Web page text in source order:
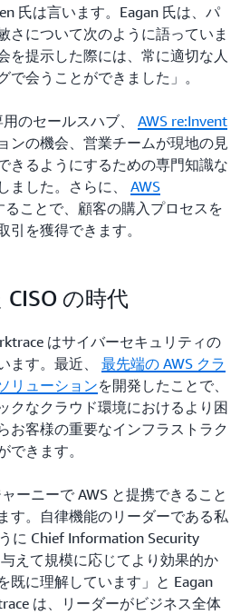
氏は言います。Eagan 氏は、パ
さについて次のように語っていま
を提示した際には、常に適切な人
で会うことができました」。
のセールスハブ、 AWS re:Invent
ンの機会、営業チームが現地の見
きるようにするための専門知識な
ました。さらに、 AWS
ることで、顧客の購入プロセスを
引を獲得できます。
の時代
はサイバーセキュリティの
ます。最近、 最先端の AWS クラ
リューションを開発したことで、
クなクラウド環境におけるより困
お客様の重要なインフラストラク
できます。
ーニーで AWS と提携できること
す。自律機能のリーダーである私
に Chief Information Security
えて規模に応じてより効果的か
既に理解しています」と Eagan
は、リーダーがビジネス全体